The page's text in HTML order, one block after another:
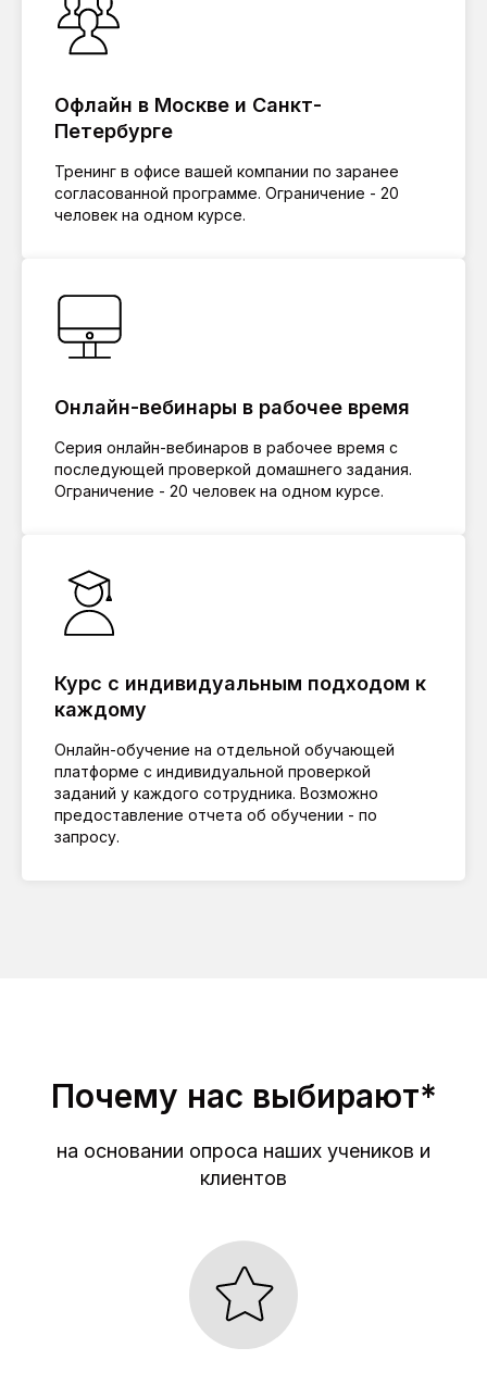
Офлайн в Москве и Санкт-
Петербурге
Тренинг в офисе вашей компании по заранее
согласованной программе. Ограничение - 20
человек на одном курсе.
Онлайн-вебинары в рабочее время
Серия онлайн-вебинаров в рабочее время с
последующей проверкой домашнего задания.
Ограничение - 20 человек на одном курсе.
Курс с индивидуальным подходом к
каждому
Онлайн-обучение на отдельной обучающей
платформе с индивидуальной проверкой
заданий у каждого сотрудника. Возможно
предоставление отчета об обучении - по
запросу.
Почему нас выбирают*
на основании опроса наших учеников и
клиентов